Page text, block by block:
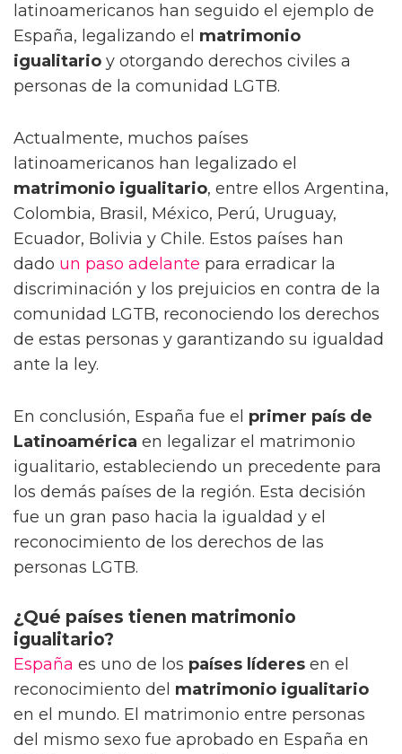
latinoamericanos han seguido el ejemplo de
España, legalizando el matrimonio
igualitario y otorgando derechos civiles a
personas de la comunidad LGTB.
Actualmente, muchos países
latinoamericanos han legalizado el
matrimonio igualitario, entre ellos Argentina,
Colombia, Brasil, México, Perú, Uruguay,
Ecuador, Bolivia y Chile. Estos países han
dado un paso adelante para erradicar la
discriminación y los prejuicios en contra de la
comunidad LGTB, reconociendo los derechos
de estas personas y garantizando su igualdad
ante la ley.
En conclusión, España fue el primer país de
Latinoamérica en legalizar el matrimonio
igualitario, estableciendo un precedente para
los demás países de la región. Esta decisión
fue un gran paso hacia la igualdad y el
reconocimiento de los derechos de las
personas LGTB.
¿Qué países tienen matrimonio
igualitario?
España es uno de los países líderes en el
reconocimiento del matrimonio igualitario
en el mundo. El matrimonio entre personas
del mismo sexo fue aprobado en España en